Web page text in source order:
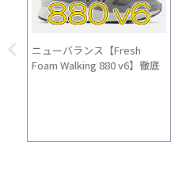
ニューバランス【413 v2】の
「サイズ感」「履き心地」